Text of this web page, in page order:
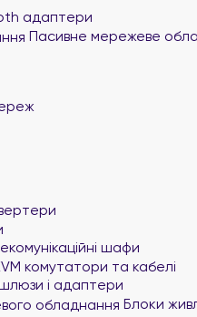
адаптери
Пасивне мережеве
шафи
комутатори та кабелі
і адаптери
Блоки